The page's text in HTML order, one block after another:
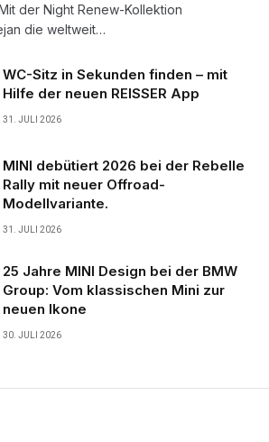
der Night Renew-Kollektion
die weltweit…
WC-Sitz in Sekunden finden – mit
Hilfe der neuen REISSER App
31. JULI 2026
MINI debütiert 2026 bei der Rebelle
Rally mit neuer Offroad-
Modellvariante.
31. JULI 2026
25 Jahre MINI Design bei der BMW
Group: Vom klassischen Mini zur
neuen Ikone
30. JULI 2026